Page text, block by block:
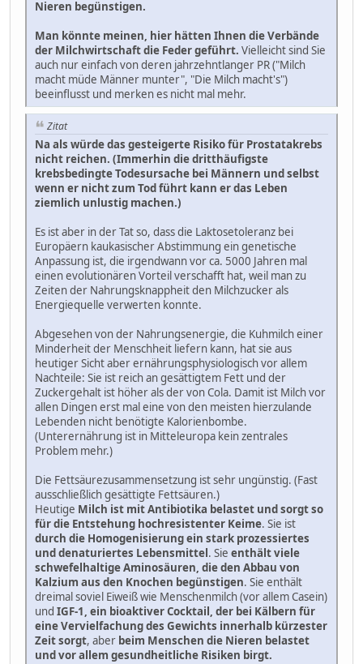
Nieren begünstigen.
Man könnte meinen, hier hätten Ihnen die Verbände
der Milchwirtschaft die Feder geführt. Vielleicht sind Sie
auch nur einfach von deren jahrzehntlanger PR ("Milch
macht müde Männer munter", "Die Milch macht's")
beeinflusst und merken es nicht mal mehr.
Zitat
Na als würde das gesteigerte Risiko für Prostatakrebs
nicht reichen. (Immerhin die dritthäufigste
krebsbedingte Todesursache bei Männern und selbst
wenn er nicht zum Tod führt kann er das Leben
ziemlich unlustig machen.)
Es ist aber in der Tat so, dass die Laktosetoleranz bei
Europäern kaukasischer Abstimmung ein genetische
Anpassung ist, die irgendwann vor ca. 5000 Jahren mal
einen evolutionären Vorteil verschafft hat, weil man zu
Zeiten der Nahrungsknappheit den Milchzucker als
Energiequelle verwerten konnte.
Abgesehen von der Nahrungsenergie, die Kuhmilch einer
Minderheit der Menschheit liefern kann, hat sie aus
heutiger Sicht aber ernährungsphysiologisch vor allem
Nachteile: Sie ist reich an gesättigtem Fett und der
Zuckergehalt ist höher als der von Cola. Damit ist Milch vor
allen Dingen erst mal eine von den meisten hierzulande
Lebenden nicht benötigte Kalorienbombe.
(Unterernährung ist in Mitteleuropa kein zentrales
Problem mehr.)
Die Fettsäurezusammensetzung ist sehr ungünstig. (Fast
ausschließlich gesättigte Fettsäuren.)
Heutige Milch ist mit Antibiotika belastet und sorgt so
für die Entstehung hochresistenter Keime. Sie ist
durch die Homogenisierung ein stark prozessiertes
und denaturiertes Lebensmittel . Sie enthält viele
schwefelhaltige Aminosäuren, die den Abbau von
Kalzium aus den Knochen begünstigen. Sie enthält
dreimal soviel Eiweiß wie Menschenmilch (vor allem Casein)
und IGF-1, ein bioaktiver Cocktail, der bei Kälbern für
eine Vervielfachung des Gewichts innerhalb kürzester
Zeit sorgt, aber beim Menschen die Nieren belastet
und vor allem gesundheitliche Risiken birgt.